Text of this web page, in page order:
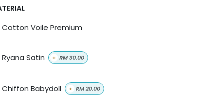
Cotton Voile Premium
Ryana Satin + RM30.00
Chiffon Babydoll + RM20.00